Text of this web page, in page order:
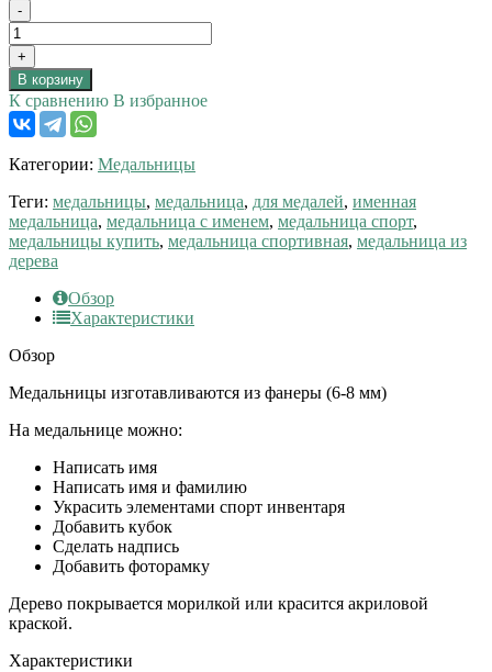
-
+
В корзину
К сравнению В избранное
Категории: Медальницы
Теги: медальницы, медальница, для медалей, именная
медальница, медальница с именем, медальница спорт,
медальницы купить, медальница спортивная, медальница из
дерева
Обзор
Характеристики
Обзор
Медальницы изготавливаются из фанеры (6-8 мм)
На медальнице можно:
Написать имя
Написать имя и фамилию
Украсить элементами спорт инвентаря
Добавить кубок
Сделать надпись
Добавить фоторамку
Дерево покрывается морилкой или красится акриловой
краской.
Характеристики